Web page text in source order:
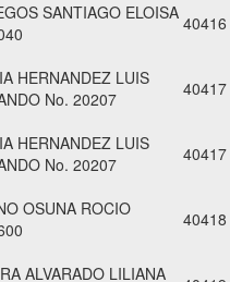
SANTIAGO ELOISA40416
HERNANDEZ LUIS
No. 20207
40417
HERNANDEZ LUIS
No. 20207
40417
OSUNA ROCIO
40418
ALVARADO LILIANA